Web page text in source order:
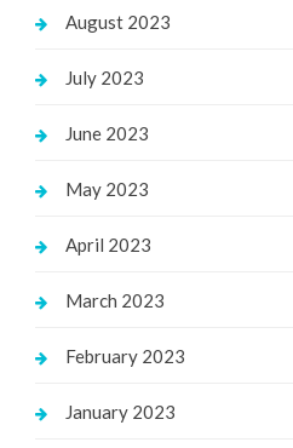
August 2023
July 2023
June 2023
May 2023
April 2023
March 2023
February 2023
January 2023